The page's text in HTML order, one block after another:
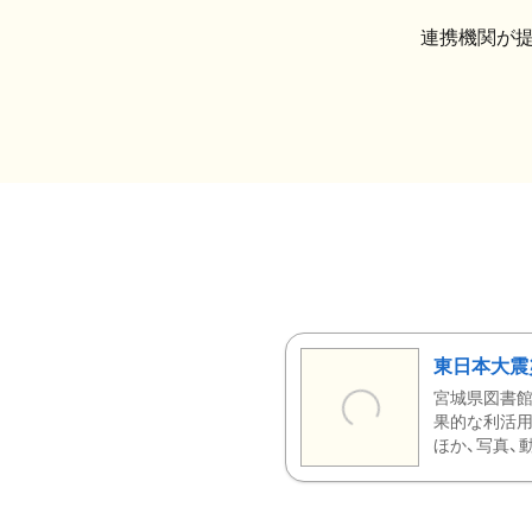
連携機関が
東日本大
宮城県図書
果的な利活
ほか、写真、